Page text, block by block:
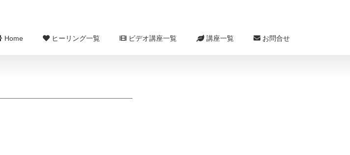
Home ヒーリング一覧 ビデオ講座一覧 講座一覧 お問合せ